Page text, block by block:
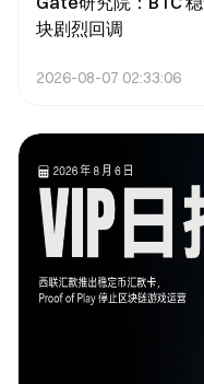
块剧烈回调
2026-08-07 02:33:06